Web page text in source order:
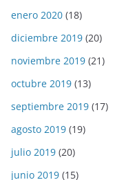
enero 2020 (18)
diciembre 2019 (20)
noviembre 2019 (21)
octubre 2019 (13)
septiembre 2019 (17)
agosto 2019 (19)
julio 2019 (20)
junio 2019 (15)